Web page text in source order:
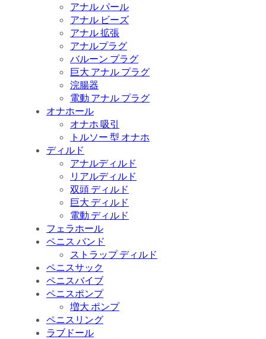
アナル パール
アナル ビーズ
アナル 拡張
アナルプラグ
バルーン プラグ
巨大 アナル プラグ
浣腸器
電動 アナル プラグ
オナホール
オナホ 吸引
トルソー 型 オナホ
ディルド
アナルディルド
リアルディルド
双頭 ディルド
巨大 ディルド
電動 ディルド
フェラホール
ペニス バンド
ストラップ ディルド
ペニスサック
ペニスバイブ
ペニスポンプ
増大 ポンプ
ペニスリング
ラブドール